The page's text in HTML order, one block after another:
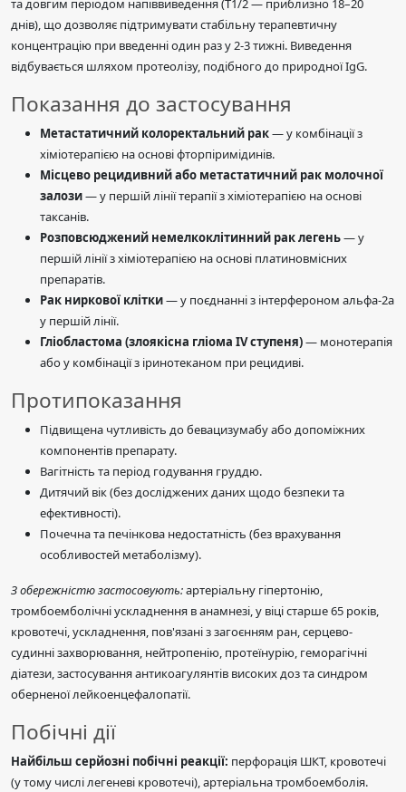
та довгим періодом напіввиведення (T1/2 — приблизно 18–20
днів), що дозволяє підтримувати стабільну терапевтичну
концентрацію при введенні один раз у 2-3 тижні. Виведення
відбувається шляхом протеолізу, подібного до природної IgG.
Показання до застосування
Метастатичний колоректальний рак— у комбінації з
хіміотерапією на основі фторпіримідинів.
Місцево рецидивний або метастатичний рак молочної
залози— у першій лінії терапії з хіміотерапією на основі
таксанів.
Розповсюджений немелкоклітинний рак легень— у
першій лінії з хіміотерапією на основі платиновмісних
препаратів.
Рак ниркової клітки— у поєднанні з інтерфероном альфа-2а
у першій лінії.
Гліобластома (злоякісна гліома IV ступеня)— монотерапія
або у комбінації з іринотеканом при рецидиві.
Протипоказання
Підвищена чутливість до бевацизумабу або допоміжних
компонентів препарату.
Вагітність та період годування груддю.
Дитячий вік (без досліджених даних щодо безпеки та
ефективності).
Почечна та печінкова недостатність (без врахування
особливостей метаболізму).
З обережністю застосовують:артеріальну гіпертонію,
тромбоемболічні ускладнення в анамнезі, у віці старше 65 років,
кровотечі, ускладнення, пов'язані з загоєнням ран, серцево-
судинні захворювання, нейтропенію, протеїнурію, геморагічні
діатези, застосування антикоагулянтів високих доз та синдром
оберненої лейкоенцефалопатії.
Побічні дії
Найбільш серйозні побічні реакції: перфорація ШКТ, кровотечі
(у тому числі легеневі кровотечі), артеріальна тромбоемболія.